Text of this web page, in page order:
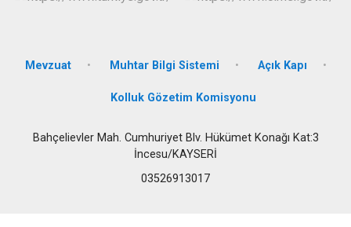
Mevzuat Muhtar Bilgi Sistemi Açık Kapı
Kolluk Gözetim Komisyonu
Bahçelievler Mah. Cumhuriyet Blv. Hükümet Konağı Kat:3
İncesu/KAYSERİ
03526913017